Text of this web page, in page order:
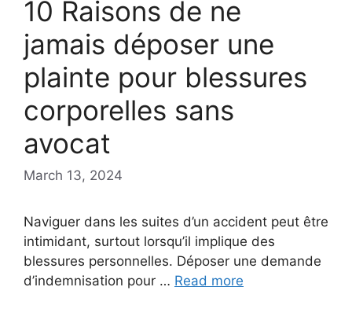
10 Raisons de ne
jamais déposer une
plainte pour blessures
corporelles sans
avocat
March 13, 2024
Naviguer dans les suites d’un accident peut être
intimidant, surtout lorsqu’il implique des
blessures personnelles. Déposer une demande
d’indemnisation pour … Read more